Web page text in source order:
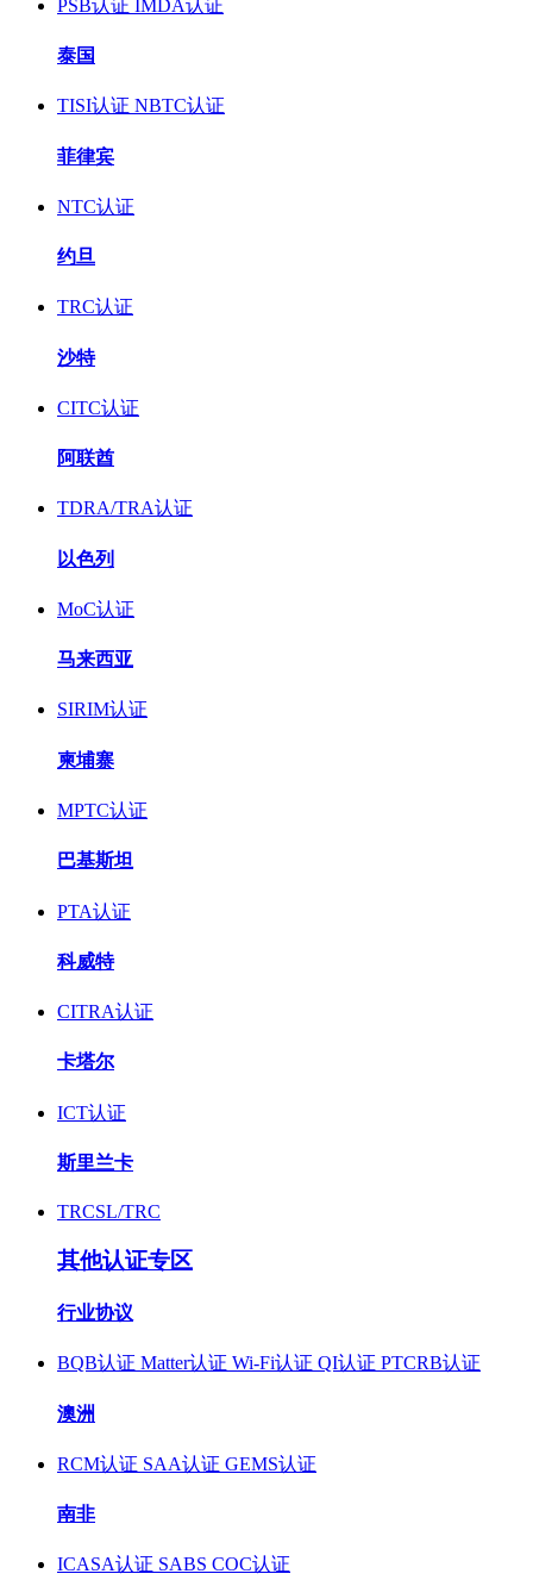
PSB认证 IMDA认证
泰国
TISI认证 NBTC认证
菲律宾
NTC认证
约旦
TRC认证
沙特
CITC认证
阿联酋
TDRA/TRA认证
以色列
MoC认证
马来西亚
SIRIM认证
柬埔寨
MPTC认证
巴基斯坦
PTA认证
科威特
CITRA认证
卡塔尔
ICT认证
斯里兰卡
TRCSL/TRC
其他认证专区
行业协议
BQB认证 Matter认证 Wi-Fi认证 QI认证 PTCRB认证
澳洲
RCM认证 SAA认证 GEMS认证
南非
ICASA认证 SABS COC认证